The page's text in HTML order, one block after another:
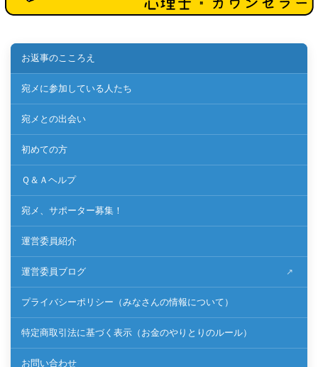
お返事のこころえ
宛メに参加している人たち
宛メとの出会い
初めての方
Ｑ＆Ａヘルプ
宛メ、サポーター募集！
運営委員紹介
運営委員ブログ
プライバシーポリシー（みなさんの情報について）
特定商取引法に基づく表示（お金のやりとりのルール）
お問い合わせ